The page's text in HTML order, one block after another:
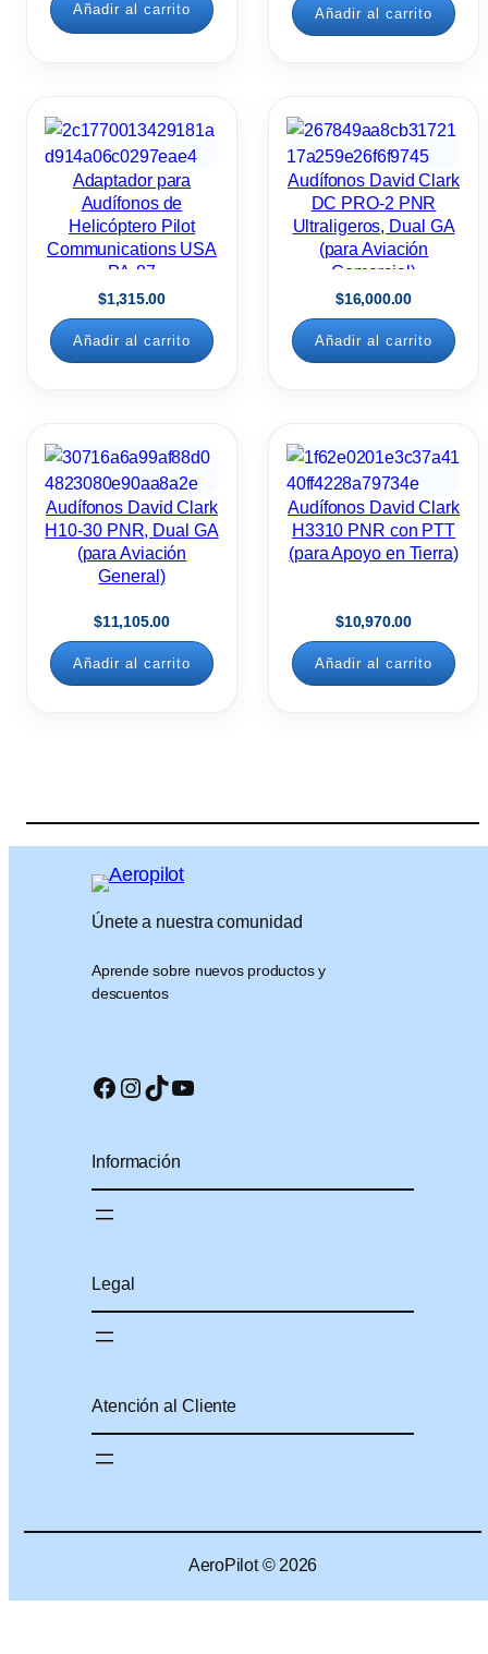
Añadir al carrito Añadir al carrito
Adaptador para
Audífonos de
Helicóptero Pilot
Communications USA
PA-87
$1,315.00
Añadir al carrito
Audífonos David Clark
DC PRO-2 PNR
Ultraligeros, Dual GA
(para Aviación
Comercial)
$16,000.00
Añadir al carrito
Audífonos David Clark
H10-30 PNR, Dual GA
(para Aviación
General)
$11,105.00
Añadir al carrito
Audífonos David Clark
H3310 PNR con PTT
(para Apoyo en Tierra)
$10,970.00
Añadir al carrito
Únete a nuestra comunidad
Aprende sobre nuevos productos y
descuentos
Facebook Instagram TikTok YouTube
Información
Legal
Atención al Cliente
AeroPilot © 2026